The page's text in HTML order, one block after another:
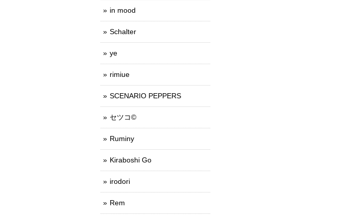
in mood
Schalter
ye
rimiue
SCENARIO PEPPERS
セツコ©
Ruminy
Kiraboshi Go
irodori
Rem